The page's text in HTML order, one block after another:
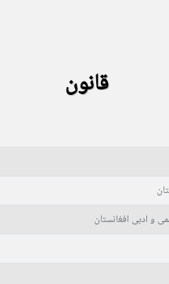
قانون
و ادبی افغانستان